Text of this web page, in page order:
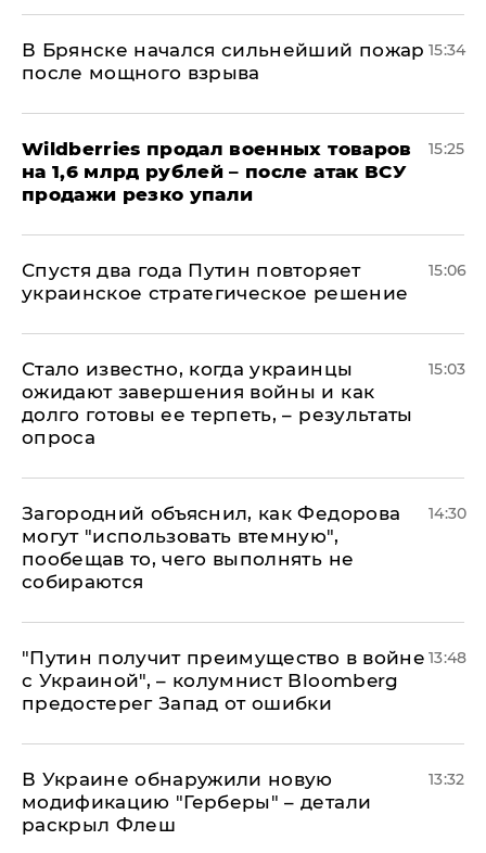
В Брянске начался сильнейший пожар
после мощного взрыва
15:34
​Wildberries продал военных товаров
на 1,6 млрд рублей – после атак ВСУ
продажи резко упали
15:25
Спустя два года Путин повторяет
украинское стратегическое решение
15:06
Стало известно, когда украинцы
ожидают завершения войны и как
долго готовы ее терпеть, – результаты
опроса
15:03
Загородний объяснил, как Федорова
могут "использовать втемную",
пообещав то, чего выполнять не
собираются
14:30
"Путин получит преимущество в войне
с Украиной", – колумнист Bloomberg
предостерег Запад от ошибки
13:48
В Украине обнаружили новую
модификацию "Герберы" – детали
раскрыл Флеш
13:32